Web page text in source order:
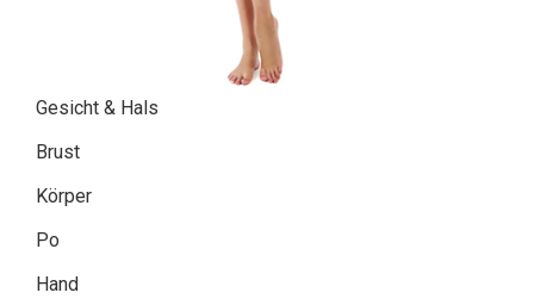
Gesicht & Hals
Brust
Körper
Po
Hand